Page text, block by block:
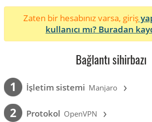
Zaten bir hesabınız varsa, giriş
kullanıcı mı? Buradan
Bağlantı sihirbazı
1 İşletim sistemi Manjaro ›
2 Protokol OpenVPN ›